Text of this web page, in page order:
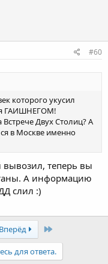
#60
которого укусил
ГАИШНЕГОМ!
Двух Столиц? А
в Москве именно
вывозил, теперь вы
А информацию
слил :)
Вперёд Last
для ответа.